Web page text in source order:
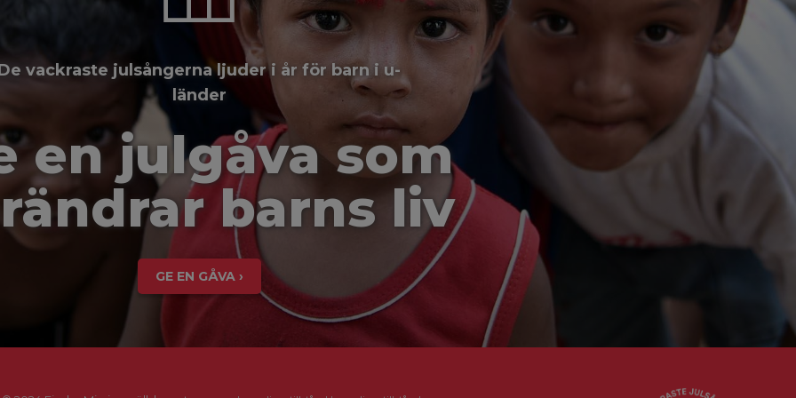
vackraste julsångerna ljuder i år för barn i u-
länder
en julgåva som
barns liv
GE EN GÅVA ›